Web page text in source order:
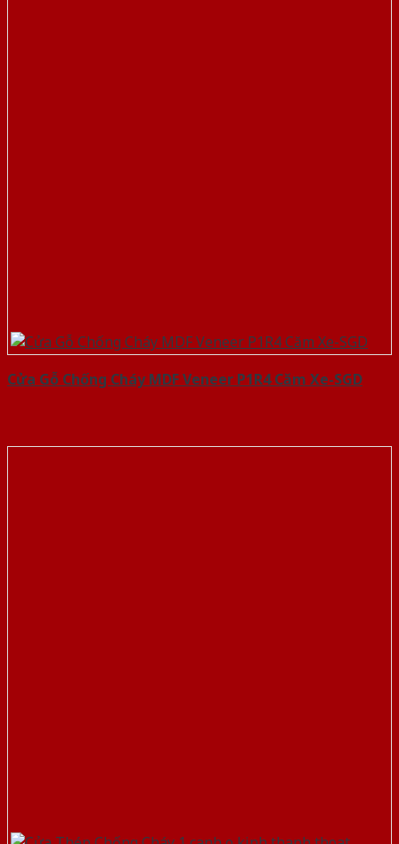
Cửa Gỗ Chống Cháy MDF Veneer P1R4 Căm Xe-SGD